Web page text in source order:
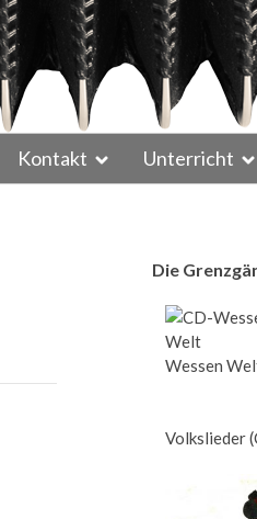
Kontakt Unterricht
Die
Wessen
Volkslieder